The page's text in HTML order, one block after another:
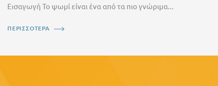
Εισαγωγή Το ψωμί είναι ένα από τα πιο γνώριμα...
ΠΕΡΙΣΣΟΤΕΡΑ